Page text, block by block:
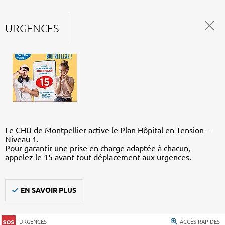
URGENCES
Le CHU de Montpellier active le Plan Hôpital en Tension –
Niveau 1.
Pour garantir une prise en charge adaptée à chacun,
appelez le 15 avant tout déplacement aux urgences.
EN SAVOIR PLUS
URGENCES ACCÈS RAPIDES